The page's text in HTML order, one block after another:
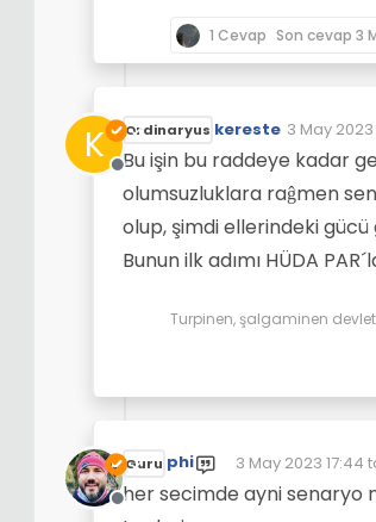
1 Cevap Son cevap 3
K
Çevrimdışı
Ordinaryus kereste 3 May 2023
Son
Bu işin bu raddeye kadar
olumsuzluklara raĝmen
olup, şimdi ellerindeki
Bunun ilk adımı HÜDA
Turpinen, şalgaminen
Çevrimdışı
Guru phi 3 May 2023 17:44
Son düzenleyen:
her secimde ayni senaryo